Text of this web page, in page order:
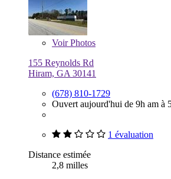
VoirPhotos
155 Reynolds Rd
Hiram, GA 30141
(678) 810-1729
Ouvert aujourd'hui de 9h am à
1 évaluation
Distance estimée
2,8 milles